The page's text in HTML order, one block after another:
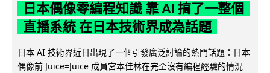
日本偶像零編程知識 靠 AI 搞了一整個
直播系統 在日本技術界成為話題
日本 AI 技術界近日出現了一個引發廣泛討論的熱門話題：日本
偶像前 Juice=Juice 成員宮本佳林在完全沒有編程經驗的情況